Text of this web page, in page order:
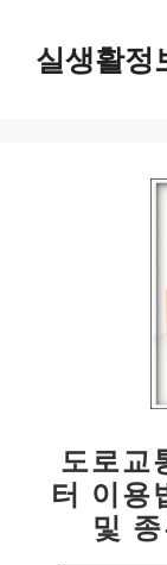
실생활정
도로교
터 이용
및